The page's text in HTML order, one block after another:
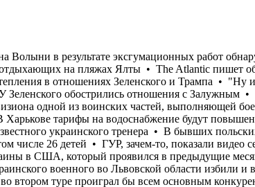
и Пакистан создали военный союз • В Харькове тарифы на водоснабжение будут повышены в 3,5 раза • «Эту х@рню нужно заканчивать…»: Нардеп Гончаренко рассказал о штрафе за использование русского языка для известного украинского тренера • В бывших польских селах Островки и Воля-Островецкая на Волыни в результате эксгумационных работ обнаружены останки 55 жертв Волынской резни, в том числе 26 детей • ГУР, зачем-то, показали видео сегодняшней атаки морского дрона на отдыхающих на пляжах Ялты • The Atlantic пишет об «иссякании импульса» в поддержку Украины в США, который проявился в предыдущие месяцы на фоне усиления ударов по РФ и потепления в отношениях Зеленского и Трампа • "Ну и на***й оно надо защищать вас?" Мать украинского военного во Львовской области избили и выгнали из автобуса за русский язык • У Зеленского обострились отношения с Залужным • В случае президентских выборов Зеленский во втором туре проиграл бы всем основным конкурентам • Командир артиллерийского дивизиона одной из воинских частей, выполняющей боевые задачи на Харьковском направлении торговал тротилом • Турция, Саудовская Аравия и Пакистан создали военный союз • В Харькове тарифы на водоснабжение будут повышены в 3,5 раза • «Эту х@рню нужно заканчивать…»: Нардеп Гончаренко рассказал о штрафе за использование русского языка для известного украинского тренера • В бывших польских селах Островки и Воля-Островецкая на Волыни в результате эксгумационных работ обнаружены останки 55 жертв Волынской резни, в том числе 26 детей • ГУР, зачем-то, показали видео сегодняшней атаки морского дрона на отдыхающих на пляжах Ялты • The Atlantic пишет об «иссякании импульса» в поддержку Украины в США, который проявился в предыдущие месяцы на фоне усиления ударов по РФ и потепления в отношениях Зеленского и Трампа • "Ну и на***й оно надо защищать вас?" Мать украинского военного во Львовской области избили и выгнали из автобуса за русский язык • У Зеленского обострились отношения с Залужным • В случае президентских выборов Зеленский во втором туре проиграл бы всем основным конкурентам • Командир артиллерийского дивизиона одной из воинских частей, выполняющей боевые задачи на Харьковском направлении торговал тротилом • Турция, Саудовская Аравия и Пакистан создали военный союз • В Харькове тарифы на водоснабжение будут повышены в 3,5 раза • «Эту х@рню нужно заканчивать…»: Нардеп Гончаренко рассказал о штрафе за использование русского языка для известного украинского тренера • В бывших польских селах Островки и Воля-Островецкая на Волыни в